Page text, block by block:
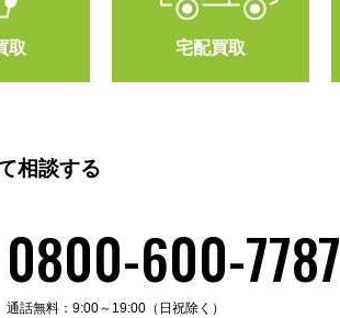
取 宅配買取
相談する
0800-600-7787
通話無料：9:00～19:00（日祝除く）